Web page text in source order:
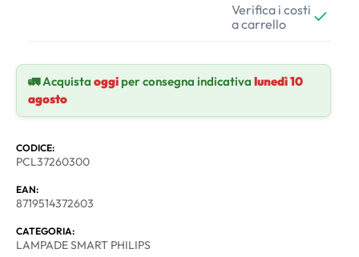
Verifica i costi
a carrello
🚛 Acquista oggiper consegna indicativa lunedì 10
agosto
CODICE:
PCL37260300
EAN:
8719514372603
CATEGORIA:
LAMPADE SMART PHILIPS